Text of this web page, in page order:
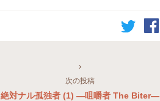
次の投稿
絶対ナル孤独者 (1) ―咀嚼者 The Biter―